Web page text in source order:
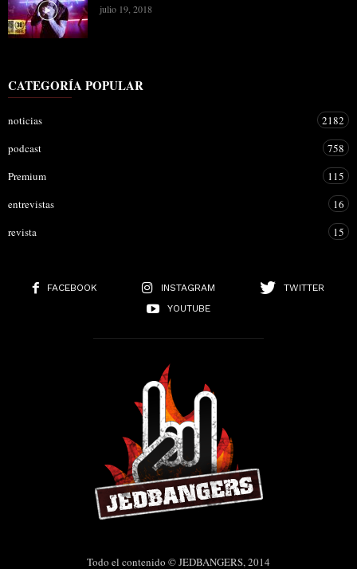
julio 19, 2018
CATEGORÍA POPULAR
noticias
2182
podcast
758
Premium
115
entrevistas
16
revista
15
FACEBOOK INSTAGRAM
TWITTER
YOUTUBE
Todo el contenido © JEDBANGERS, 2014